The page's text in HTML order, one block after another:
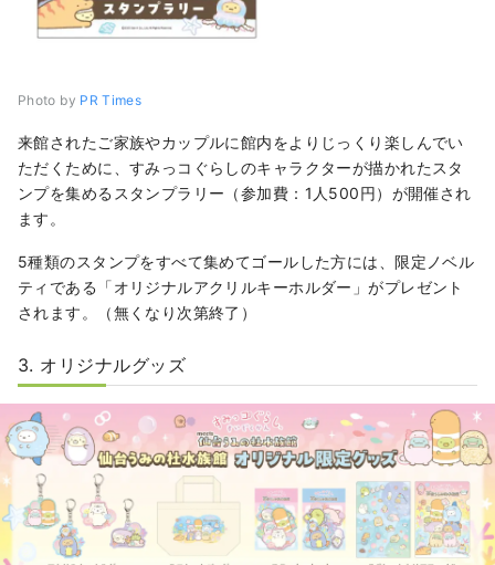
Photo by PR Times
来館されたご家族やカップルに館内をよりじっくり楽しんでい
ただくために、すみっコぐらしのキャラクターが描かれたスタ
ンプを集めるスタンプラリー（参加費：1人500円）が開催され
ます。
5種類のスタンプをすべて集めてゴールした方には、限定ノベル
ティである「オリジナルアクリルキーホルダー」がプレゼント
されます。（無くなり次第終了）
3. オリジナルグッズ